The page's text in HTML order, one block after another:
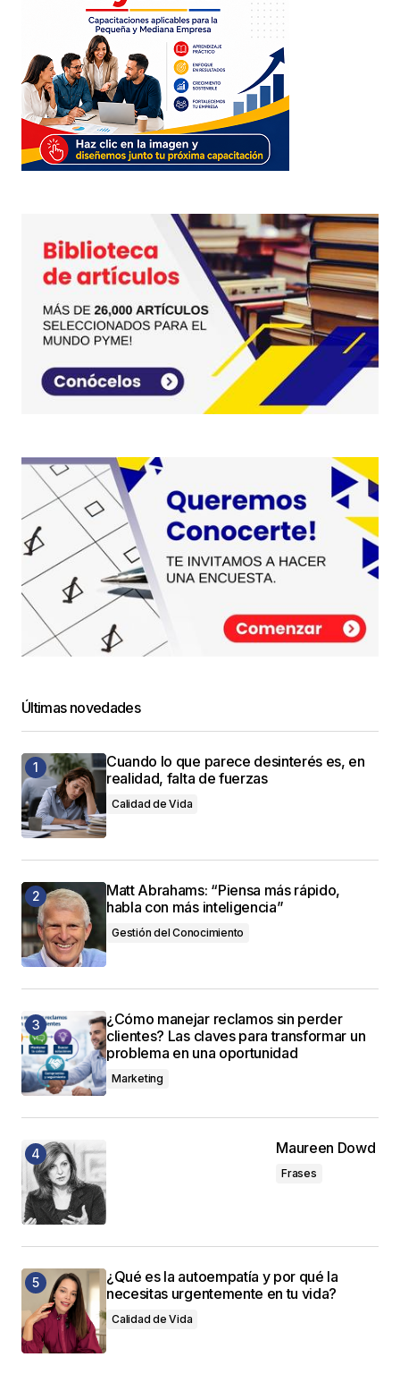
Últimas novedades
Cuando lo que parece desinterés es, en
realidad, falta de fuerzas
Calidad de Vida
Matt Abrahams: “Piensa más rápido,
habla con más inteligencia”
Gestión del Conocimiento
¿Cómo manejar reclamos sin perder
clientes? Las claves para transformar un
problema en una oportunidad
Marketing
Maureen Dowd
Frases
¿Qué es la autoempatía y por qué la
necesitas urgentemente en tu vida?
Calidad de Vida